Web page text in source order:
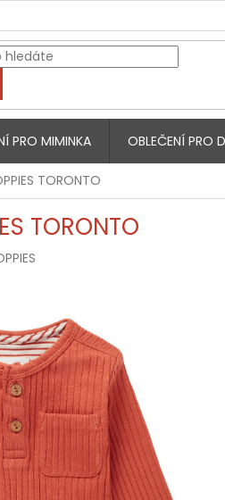
PRO MIMINKA OBLEČENÍ PRO
TORONTO
TORONTO